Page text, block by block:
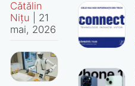
Cătălin
Nițu
21
mai, 2026